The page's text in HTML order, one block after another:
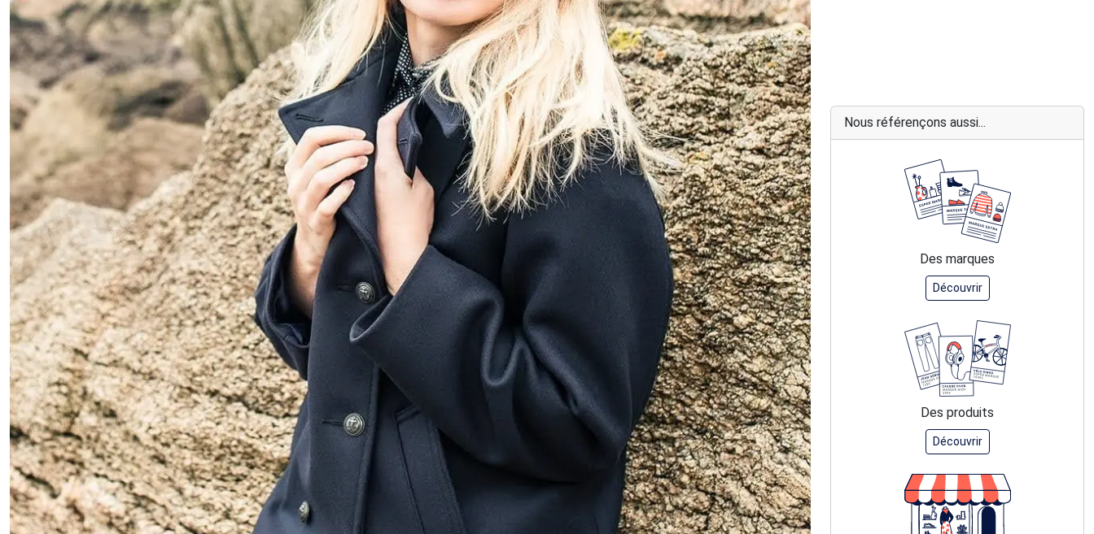
Nous référençons aussi...
Des marques
Découvrir
Des produits
Découvrir